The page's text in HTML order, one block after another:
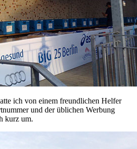
ich von einem freundlichen Helfer
und der üblichen Werbung
kurz um.